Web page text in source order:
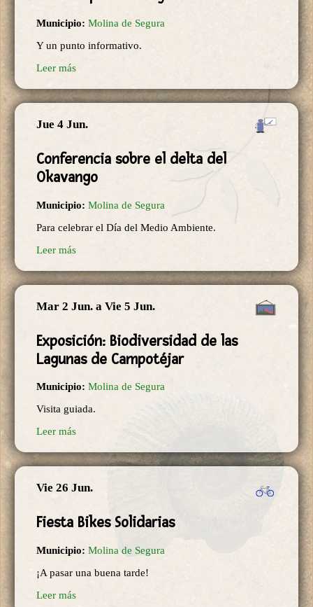
Municipio: Molina de Segura
Y un punto informativo.
Leer más
Jue 4 Jun.
Conferencia sobre el delta del
Okavango
Municipio: Molina de Segura
Para celebrar el Día del Medio Ambiente.
Leer más
Mar 2 Jun. a Vie 5 Jun.
Exposición: Biodiversidad de las
Lagunas de Campotéjar
Municipio: Molina de Segura
Visita guiada.
Leer más
Vie 26 Jun.
Fiesta Bikes Solidarias
Municipio: Molina de Segura
¡A pasar una buena tarde!
Leer más